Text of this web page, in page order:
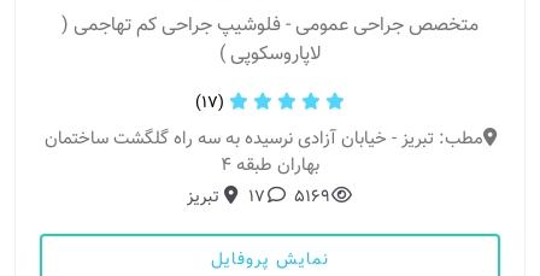
متخصص جراحی عمومی - فلوشیپ جراحی کم تهاجمی (
لاپاروسکوپی )
(17)
مطب: تبریز - خیابان آزادی نرسیده به سه راه گلگشت ساختمان
بهاران طبقه ۴
5169
17 تبریز
نمایش پروفایل